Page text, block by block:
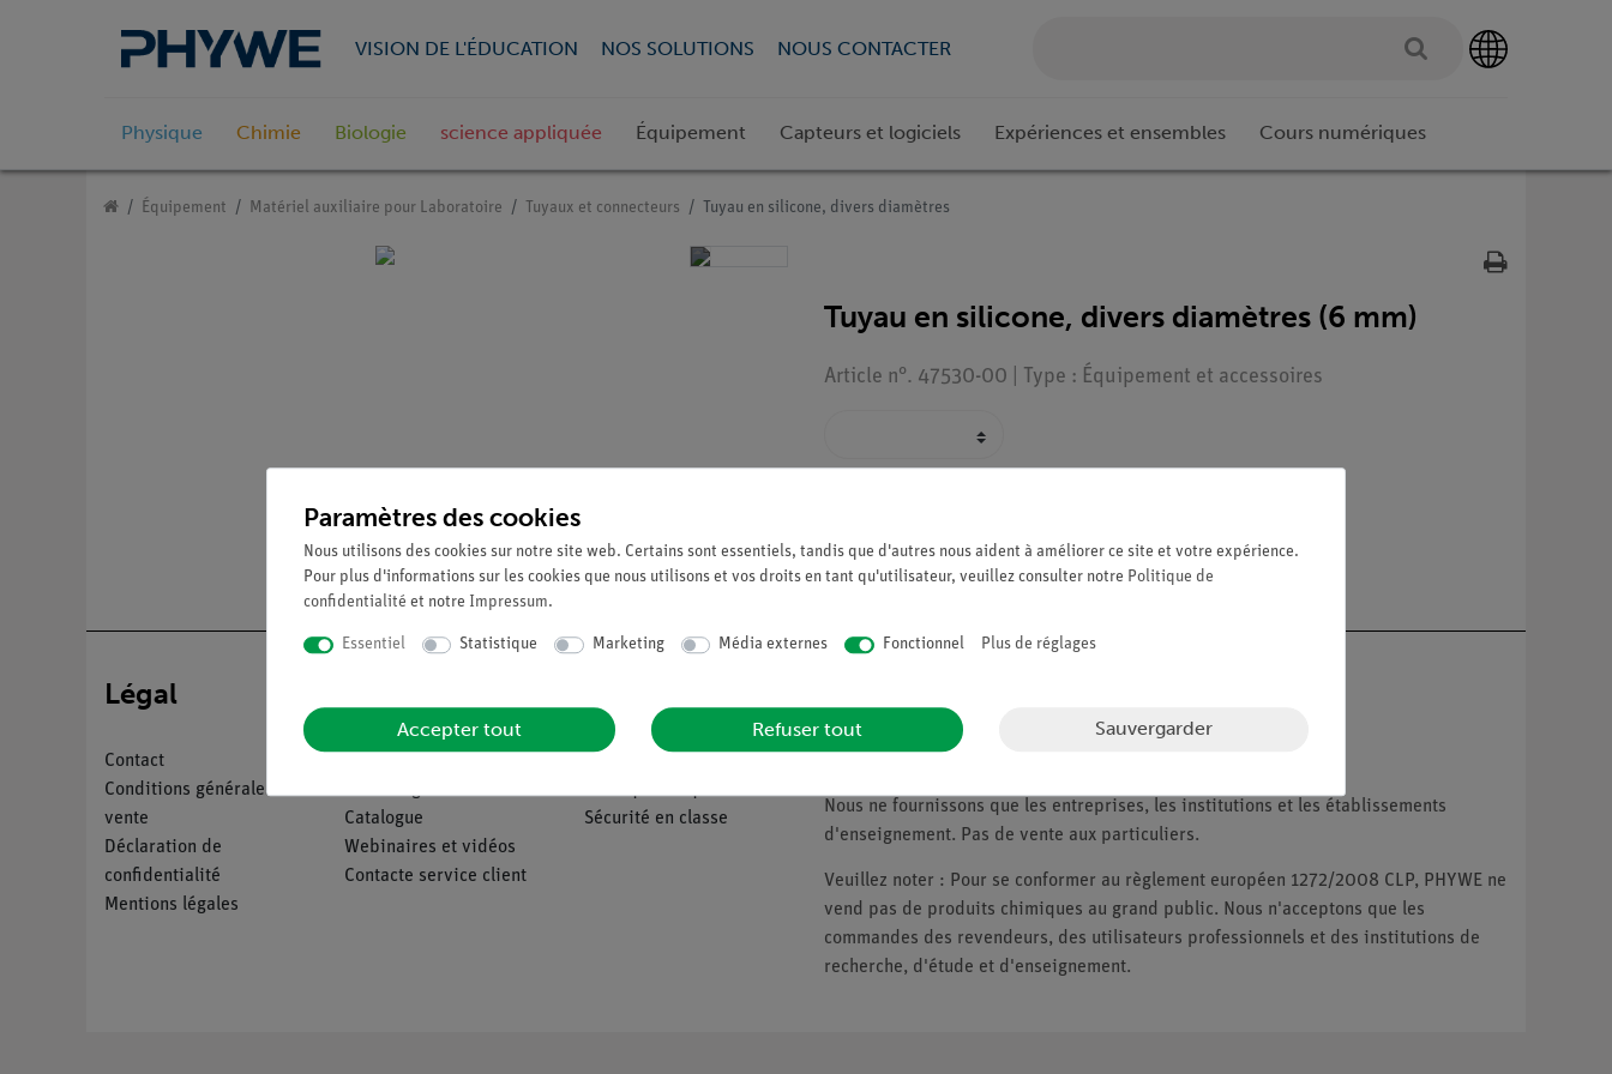
VISION DE L'ÉDUCATION NOS SOLUTIONS NOUS CONTACTER
Physique Chimie Biologie science appliquée Équipement Capteurs et logiciels Expériences et ensembles Cours numériques
Équipement Matériel auxiliaire pour Laboratoire Tuyaux et connecteurs Tuyau en silicone, divers diamètres
Tuyau en silicone, divers diamètres (6 mm)
Article n°. 47530-00 | Type : Équipement et accessoires
Demander une offre
Légal
Contact
Conditions générales de
vente
Déclaration de
confidentialité
Mentions légales
Catalogue
Webinaires et vidéos
Contacte service client
Sécurité en classe
Nous ne fournissons que les entreprises, les institutions et les établissements
d'enseignement. Pas de vente aux particuliers.
Veuillez noter : Pour se conformer au règlement européen 1272/2008 CLP, PHYWE ne
vend pas de produits chimiques au grand public. Nous n'acceptons que les
commandes des revendeurs, des utilisateurs professionnels et des institutions de
recherche, d'étude et d'enseignement.
Paramètres des cookies
Nous utilisons des cookies sur notre site web. Certains sont essentiels, tandis que d'autres nous aident à améliorer ce site et votre expérience.
Pour plus d'informations sur les cookies que nous utilisons et vos droits en tant qu'utilisateur, veuillez consulter notre Politique de
confidentialité et notre Impressum.
Essentiel Statistique Marketing Média externes Fonctionnel Plus de réglages
Accepter tout Refuser tout Sauvergarder